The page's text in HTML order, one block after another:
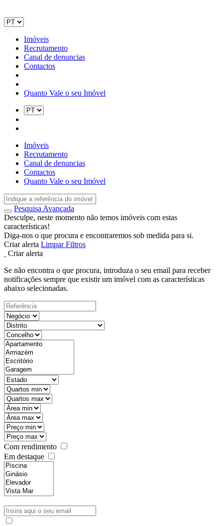
Imóveis
Recrutamento
Canal de denuncias
Contactos
Quanto Vale o seu Imóvel
Imóveis
Recrutamento
Canal de denuncias
Contactos
Quanto Vale o seu Imóvel
Pesquisa Avançada
Desculpe, neste momento não temos imóveis com estas
características!
Diga-nos o que procura e encontraremos sob medida para si.
Criar alerta Limpar Filtros
Criar alerta
Se não encontra o que procura, introduza o seu email para receber
notificações sempre que existir um imóvel com as características
abaixo selecionadas.
Com rendimento
Em destaque